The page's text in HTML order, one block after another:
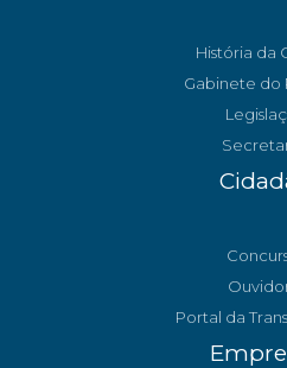
História da
Gabinete do
Portal da